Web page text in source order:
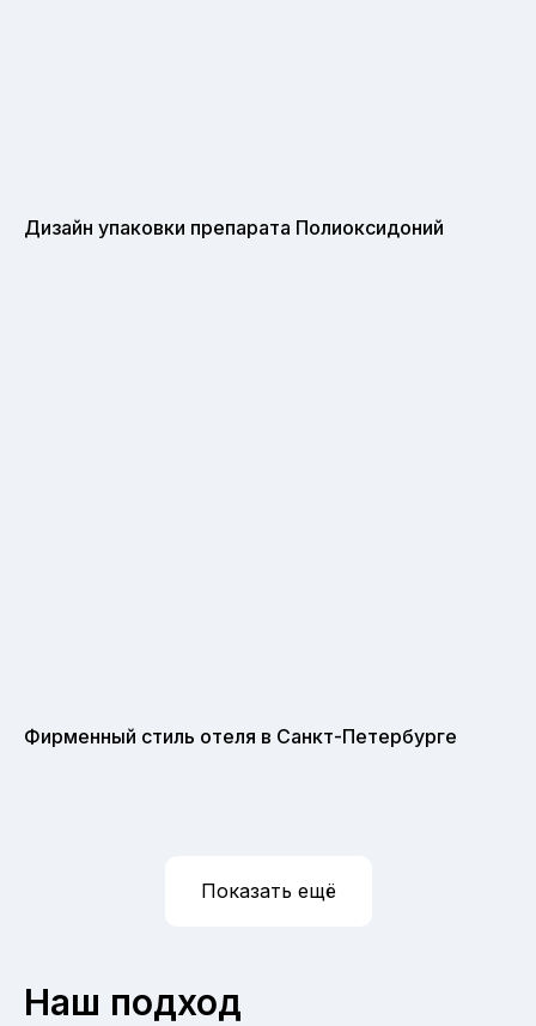
Дизайн упаковки препарата Полиоксидоний
Фирменный стиль отеля в Санкт-Петербурге
Показать ещё
Наш подход